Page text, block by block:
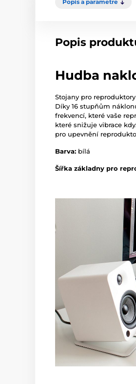
Popis a parametre
Popis
Hudba
Stojany pro
Díky 16 stupňům
frekvencí, které vaše
které snižuje vibrace
pro upevnění
Barva: bílá
Šířka základny pro